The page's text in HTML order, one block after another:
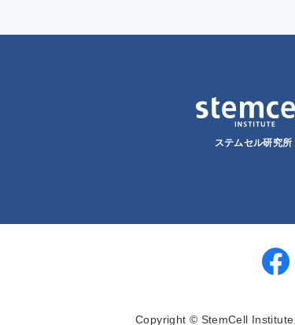
ステムセル研究所
Copyright © StemCell